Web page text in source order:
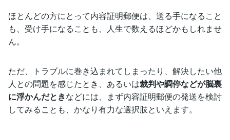
ほとんどの方にとって内容証明郵便は、送る手になること
も、受け手になることも、人生で数えるほどかもしれませ
ん。
ただ、トラブルに巻き込まれてしまったり、解決したい他
人との問題を感じたとき、あるいは裁判や調停などが脳裏
に浮かんだときなどには、まず内容証明郵便の発送を検討
してみることも、かなり有力な選択肢といえます。